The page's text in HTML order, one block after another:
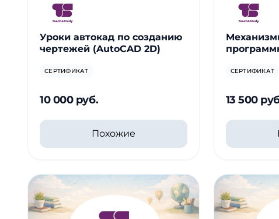
Уроки автокад по созданию
чертежей (AutoCAD 2D)
СЕРТИФИКАТ
10 000 руб.
Похожие
СЕРТИФИКАТ
13 500